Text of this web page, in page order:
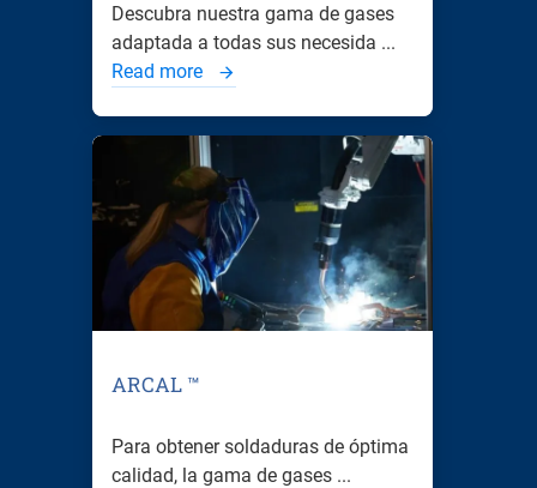
Descubra nuestra gama de gases
adaptada a todas sus necesida ...
Read more
ARCAL ™
Para obtener soldaduras de óptima
calidad, la gama de gases ...